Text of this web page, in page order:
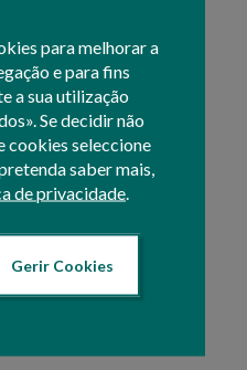
para melhorar a
e para fins
a sua utilização
Se decidir não
cookies seleccione
saber mais,
de privacidade
Gerir Cookies
de Fertilização das
INIAV I.P..
peloDecreto-Lei
pelas normas
daPortaria n.º 631/2009
dos efluentes
os limiares mínimos de
ou final) pode